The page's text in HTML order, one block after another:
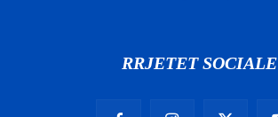
RRJETET SOCIALE